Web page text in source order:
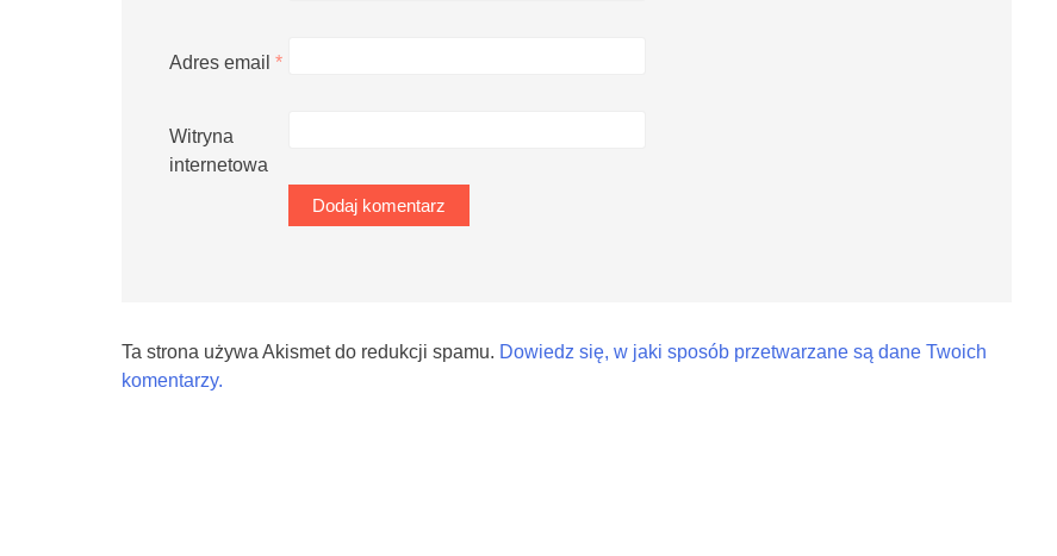
Adres email *
Witryna
internetowa
Ta strona używa Akismet do redukcji spamu. Dowiedz się, w jaki sposób przetwarzane są dane Twoich
komentarzy.